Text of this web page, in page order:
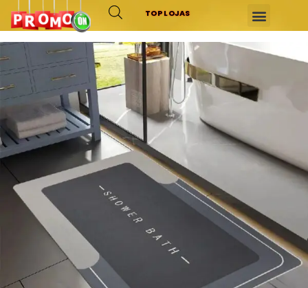
TOP LOJAS